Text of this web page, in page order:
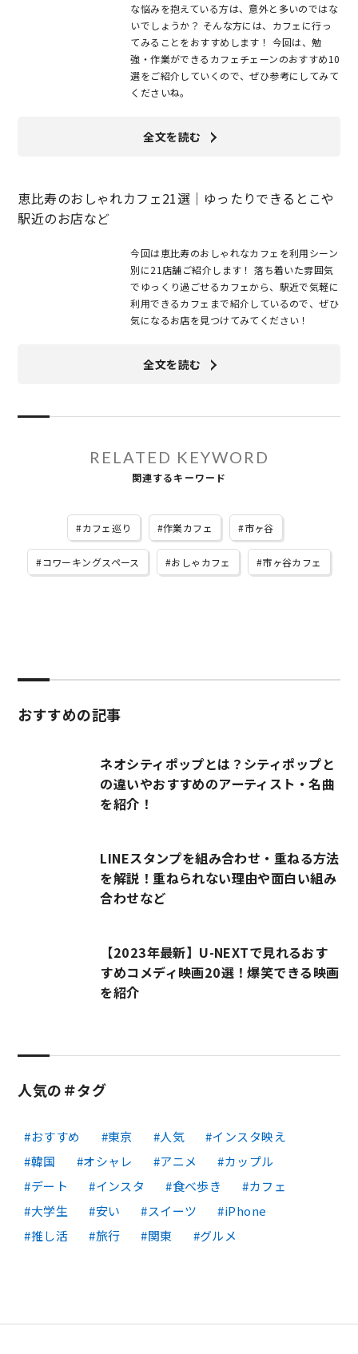
な悩みを抱えている方は、意外と多いのではな
いでしょうか？ そんな方には、カフェに行っ
てみることをおすすめします！ 今回は、勉
強・作業ができるカフェチェーンのおすすめ10
選をご紹介していくので、ぜひ参考にしてみて
くださいね。
全文を読む
恵比寿のおしゃれカフェ21選｜ゆったりできるとこや
駅近のお店など
今回は恵比寿のおしゃれなカフェを利用シーン
別に21店舗ご紹介します！ 落ち着いた雰囲気
でゆっくり過ごせるカフェから、駅近で気軽に
利用できるカフェまで紹介しているので、ぜひ
気になるお店を見つけてみてください！
全文を読む
RELATED KEYWORD
関連するキーワード
カフェ巡り 作業カフェ 市ヶ谷
コワーキングスペース おしゃカフェ 市ヶ谷カフェ
おすすめの記事
ネオシティポップとは？シティポップと
の違いやおすすめのアーティスト・名曲
を紹介！
LINEスタンプを組み合わせ・重ねる方法
を解説！重ねられない理由や面白い組み
合わせなど
【2023年最新】U-NEXTで見れるおす
すめコメディ映画20選！爆笑できる映画
を紹介
人気の＃タグ
おすすめ 東京 人気
インスタ映え
韓国
オシャレ アニメ
カップル
デート
インスタ 食べ歩き
カフェ
大学生
安い スイーツ
iPhone
推し活
旅行 関東 グルメ